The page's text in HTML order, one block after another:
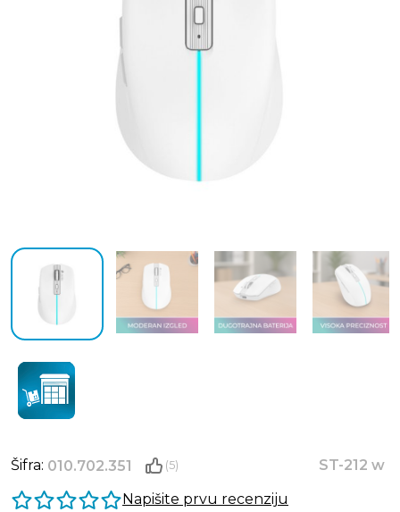
Šifra: 010.702.351 (5)
ST-212 w
Napišite prvu recenziju